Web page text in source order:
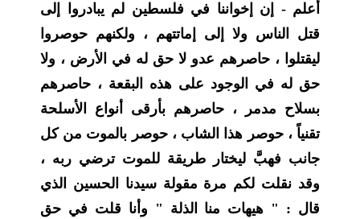
أعلم - إن إخواننا في فلسطين لم يبادروا إلى
قتل الناس ولا إلى إماتتهم ، ولكنهم حوصروا
ليقتلوا ، حاصرهم عدو لا حق له في الأرض ، ولا
حق له في الوجود على هذه البقعة ، حاصرهم
بسلاح مدمر ، حاصرهم بأرقى أنواع الأسلحة
تقنياً ، حوصر هذا الشاب ، حوصر بالموت من كل
جانب فهبَّ ليختار طريقة للموت ترضي ربه ،
وقد نقلت لكم مرة مقولة سيدنا الحسين الذي
قال : " هيهات منا الذلة " وأنا قلت في حق